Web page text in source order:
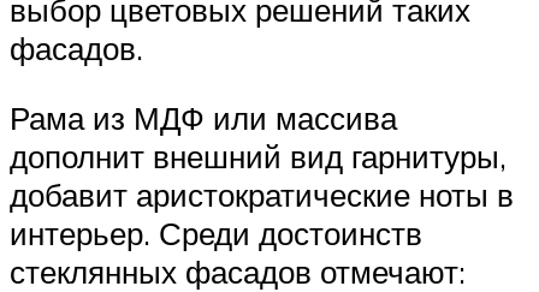
выбор цветовых решений таких
фасадов.
Рама из МДФ или массива
дополнит внешний вид гарнитуры,
добавит аристократические ноты в
интерьер. Среди достоинств
стеклянных фасадов отмечают: